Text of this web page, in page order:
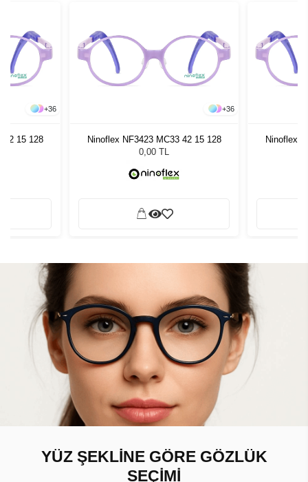
+36
42 15 128
+36
Ninoflex NF3423 MC33 42 15 128
0,00 TL
Ninoflex
YÜZ ŞEKLİNE GÖRE GÖZLÜK
SEÇİMİ